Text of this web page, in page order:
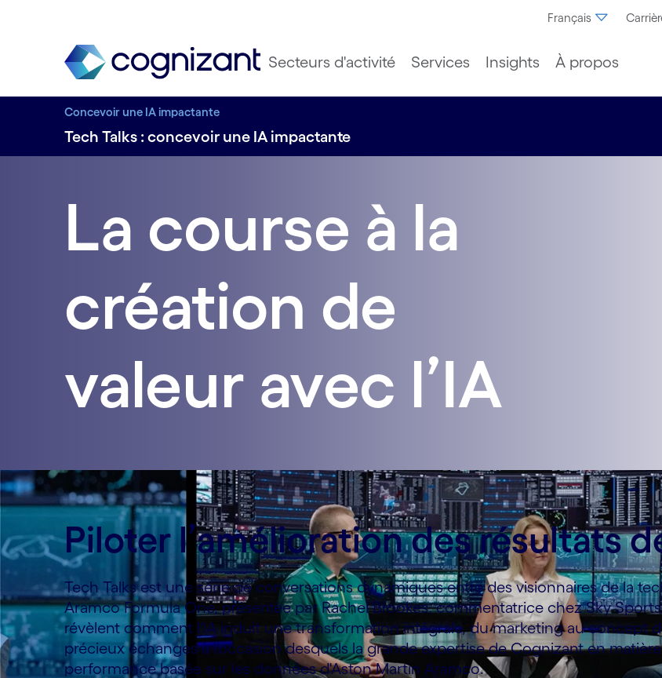
Français
Secteurs d'activité Services Insights À propos
Concevoir une IA impactante
Tech Talks : concevoir une IA impactante
La course à la
création de
valeur avec l’IA
Piloter l’amélioration des résultats
Tech Talks est une série de conversations dynamiques entre des visionnaires de la
Aramco Formula One, présentée par Rachel Brookes, commentatrice chez Sky
révèlent comment l'IA induit une transformation intégrale, du marketing au concept
précieux échanges à l'occasion desquels la grande expertise de Cognizant en
performance basée sur les données d'Aston Martin Aramco.